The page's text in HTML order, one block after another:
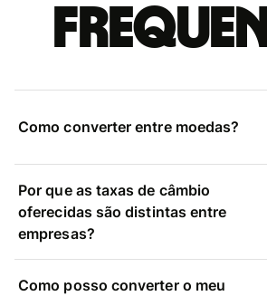
Como converter entre moedas?
Por que as taxas de câmbio
oferecidas são distintas entre
empresas?
Como posso converter o meu